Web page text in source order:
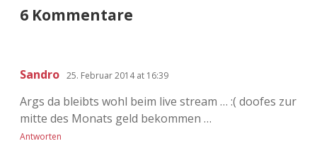
6 Kommentare
Sandro 25. Februar 2014 at 16:39
Args da bleibts wohl beim live stream … :( doofes zur
mitte des Monats geld bekommen …
Antworten